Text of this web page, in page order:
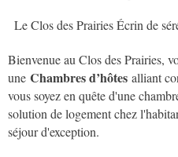
Le Clos des Prairies Écrin de
Bienvenue au Clos des Prairies,
une Chambres d’hôtes alliant
vous soyez en quête d'une
solution de logement chez
séjour d'exception.